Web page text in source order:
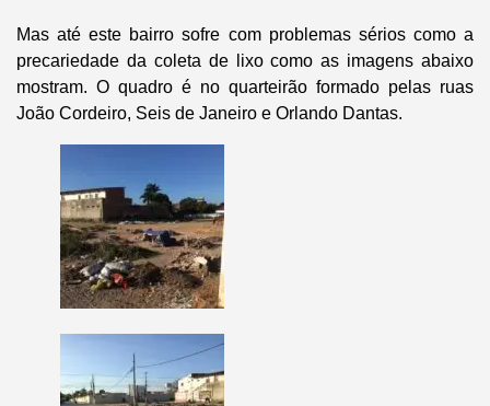
Mas até este bairro sofre com problemas sérios como a
precariedade da coleta de lixo como as imagens abaixo
mostram. O quadro é no quarteirão formado pelas ruas
João Cordeiro, Seis de Janeiro e Orlando Dantas.